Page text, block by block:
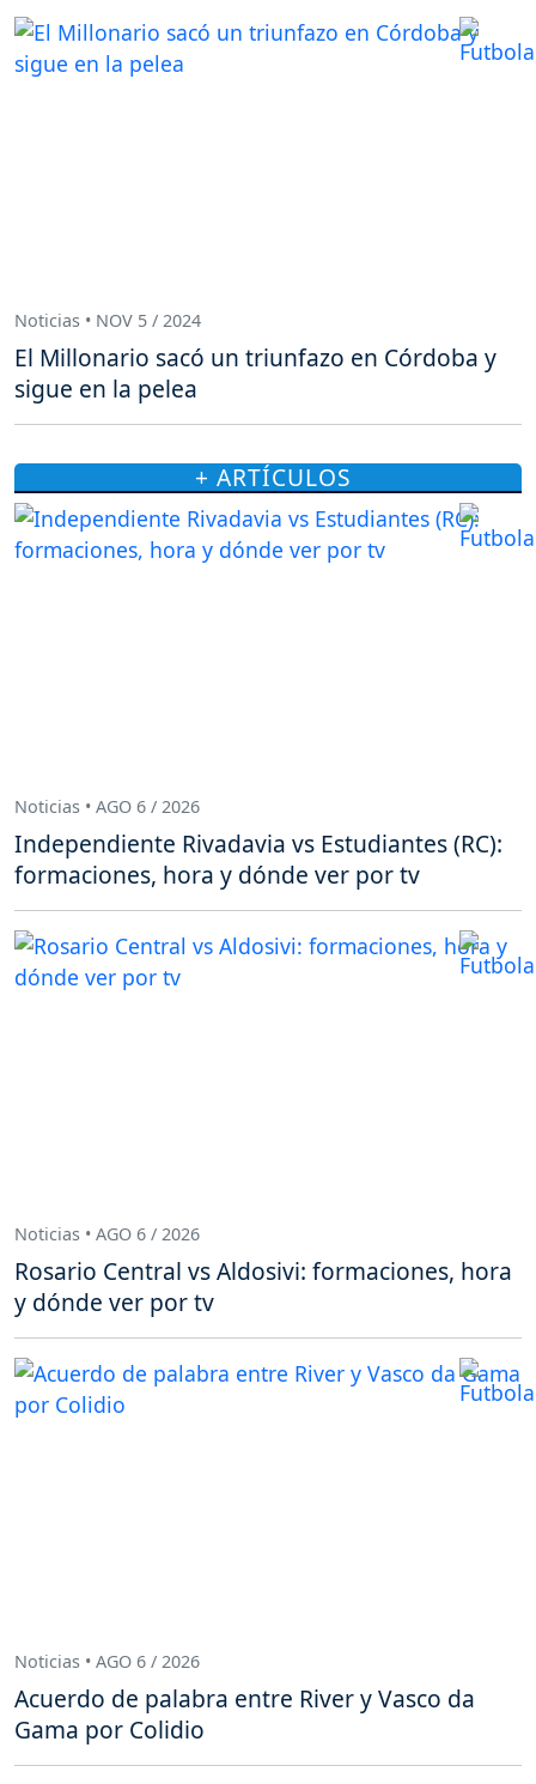
Noticias • NOV 5 / 2024
El Millonario sacó un triunfazo en Córdoba y
sigue en la pelea
+ ARTÍCULOS
Noticias • AGO 6 / 2026
Independiente Rivadavia vs Estudiantes (RC):
formaciones, hora y dónde ver por tv
Noticias • AGO 6 / 2026
Rosario Central vs Aldosivi: formaciones, hora
y dónde ver por tv
Noticias • AGO 6 / 2026
Acuerdo de palabra entre River y Vasco da
Gama por Colidio